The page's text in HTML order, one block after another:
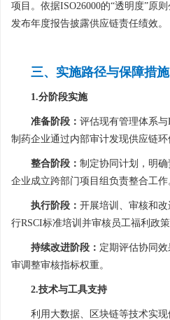
项目。依据ISO26000的“透明度”原
发布年度报告披露供应链责任绩效。
三、实施路径与保障措施
1.分阶段实施
准备阶段： 评估现有管理体系与
制药企业通过内部审计发现供应链环
整合阶段： 制定协同计划，明
企业成立跨部门项目组负责整合工作
执行阶段： 开展培训、审核和
行RSCI标准培训并审核员工福利政策
持续改进阶段： 定期评估协同
审调整审核指标权重。
2.技术与工具支持
利用大数据、区块链等技术实